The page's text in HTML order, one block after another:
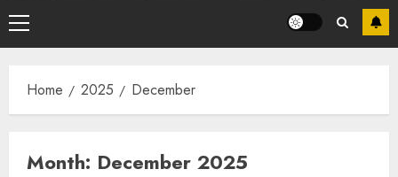
Primary
Menu
Home 2025 December
Month: December 2025